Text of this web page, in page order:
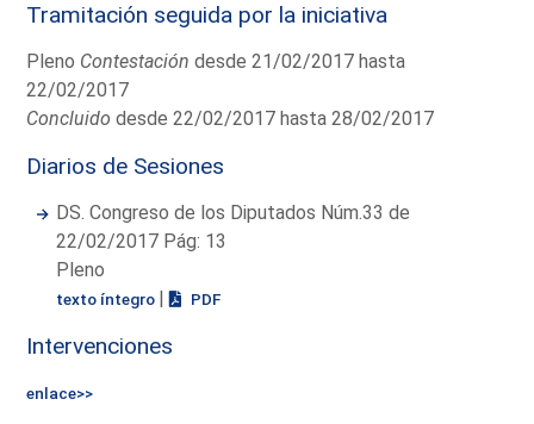
Tramitación seguida por la iniciativa
Pleno Contestación desde 21/02/2017 hasta
22/02/2017
Concluido desde 22/02/2017 hasta 28/02/2017
Diarios de Sesiones
DS. Congreso de los Diputados Núm.33 de
22/02/2017 Pág: 13
Pleno
texto íntegro | PDF
Intervenciones
enlace>>